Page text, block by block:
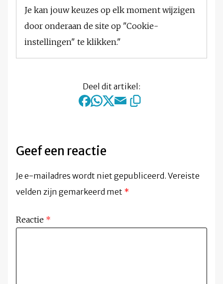
Je kan jouw keuzes op elk moment wijzigen
door onderaan de site op "Cookie-
instellingen" te klikken."
Deel dit artikel:
Geef een reactie
Je e-mailadres wordt niet gepubliceerd. Vereiste
velden zijn gemarkeerd met *
Reactie *